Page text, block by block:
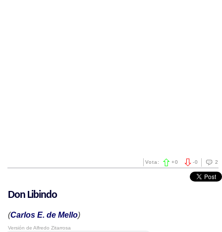
2
-0
Vota: +0
Don Libindo
(Carlos E. de Mello)
Versión de Alfredo Zitarrosa